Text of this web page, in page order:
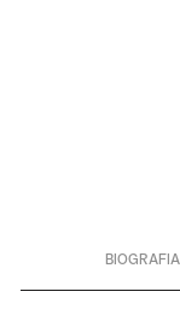
BIOGRAFIA